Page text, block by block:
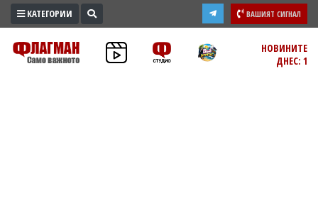
ПРОМО
ЗОНА
КАТЕГОРИИ ВАШИЯТ СИГНАЛ
НОВИНИТЕ
ДНЕС: 1